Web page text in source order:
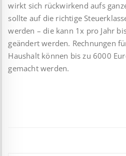
wirkt sich rückwirkend aufs
sollte auf die richtige
werden – die kann 1x pro Jahr
geändert werden. Rechnungen
Haushalt können bis zu 6000
gemacht werden.